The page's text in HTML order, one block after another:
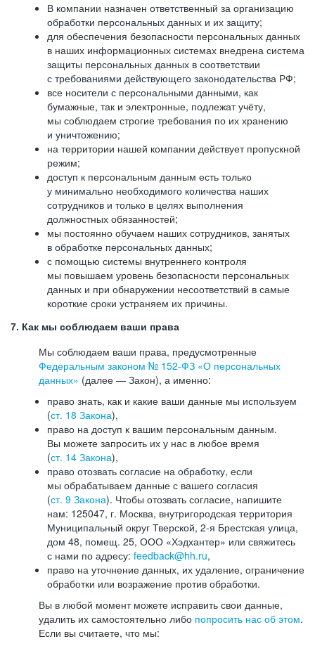
В компании назначен ответственный за организацию
обработки персональных данных и их защиту;
для обеспечения безопасности персональных данных
в наших информационных системах внедрена система
защиты персональных данных в соответствии
с требованиями действующего законодательства РФ;
все носители с персональными данными, как
бумажные, так и электронные, подлежат учёту,
мы соблюдаем строгие требования по их хранению
и уничтожению;
на территории нашей компании действует пропускной
режим;
доступ к персональным данным есть только
у минимально необходимого количества наших
сотрудников и только в целях выполнения
должностных обязанностей;
мы постоянно обучаем наших сотрудников, занятых
в обработке персональных данных;
с помощью системы внутреннего контроля
мы повышаем уровень безопасности персональных
данных и при обнаружении несоответствий в самые
короткие сроки устраняем их причины.
7. Как мы соблюдаем ваши права
Мы соблюдаем ваши права, предусмотренные
Федеральным законом № 152-ФЗ «О персональных
данных» (далее — Закон), а именно:
право знать, как и какие ваши данные мы используем
(ст. 18 Закона),
право на доступ к вашим персональным данным.
Вы можете запросить их у нас в любое время
(ст. 14 Закона),
право отозвать согласие на обработку, если
мы обрабатываем данные с вашего согласия
(ст. 9 Закона). Чтобы отозвать согласие, напишите
нам: 125047, г. Москва, внутригородская территория
Муниципальный округ Тверской, 2-я Брестская улица,
дом 48, помещ. 25, ООО «Хэдхантер» или свяжитесь
с нами по адресу: feedback@hh.ru,
право на уточнение данных, их удаление, ограничение
обработки или возражение против обработки.
Вы в любой момент можете исправить свои данные,
удалить их самостоятельно либо попросить нас об этом.
Если вы считаете, что мы: